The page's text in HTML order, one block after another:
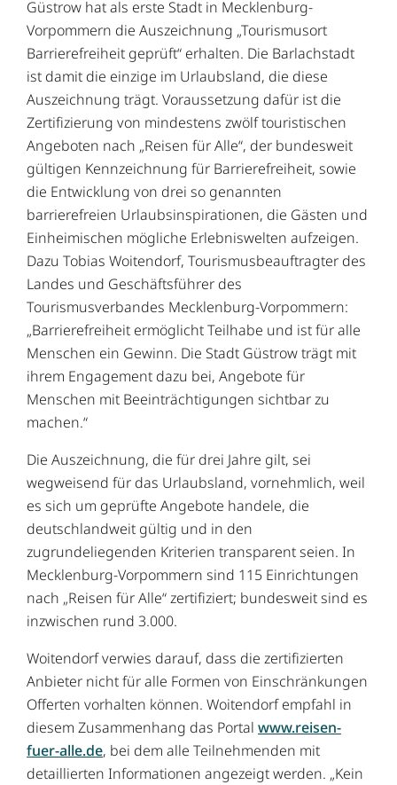
Güstrow hat als erste Stadt in Mecklenburg-
Vorpommern die Auszeichnung „Tourismusort
Barrierefreiheit geprüft“ erhalten. Die Barlachstadt
ist damit die einzige im Urlaubsland, die diese
Auszeichnung trägt. Voraussetzung dafür ist die
Zertifizierung von mindestens zwölf touristischen
Angeboten nach „Reisen für Alle“, der bundesweit
gültigen Kennzeichnung für Barrierefreiheit, sowie
die Entwicklung von drei so genannten
barrierefreien Urlaubsinspirationen, die Gästen und
Einheimischen mögliche Erlebniswelten aufzeigen.
Dazu Tobias Woitendorf, Tourismusbeauftragter des
Landes und Geschäftsführer des
Tourismusverbandes Mecklenburg-Vorpommern:
„Barrierefreiheit ermöglicht Teilhabe und ist für alle
Menschen ein Gewinn. Die Stadt Güstrow trägt mit
ihrem Engagement dazu bei, Angebote für
Menschen mit Beeinträchtigungen sichtbar zu
machen.“
Die Auszeichnung, die für drei Jahre gilt, sei
wegweisend für das Urlaubsland, vornehmlich, weil
es sich um geprüfte Angebote handele, die
deutschlandweit gültig und in den
zugrundeliegenden Kriterien transparent seien. In
Mecklenburg-Vorpommern sind 115 Einrichtungen
nach „Reisen für Alle“ zertifiziert; bundesweit sind es
inzwischen rund 3.000.
Woitendorf verwies darauf, dass die zertifizierten
Anbieter nicht für alle Formen von Einschränkungen
Offerten vorhalten können. Woitendorf empfahl in
diesem Zusammenhang das Portal www.reisen-
fuer-alle.de, bei dem alle Teilnehmenden mit
detaillierten Informationen angezeigt werden. „Kein